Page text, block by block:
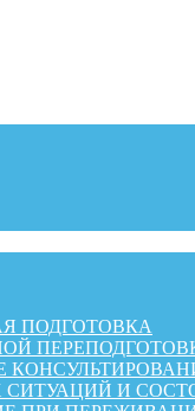
ПОДГОТОВКА
И